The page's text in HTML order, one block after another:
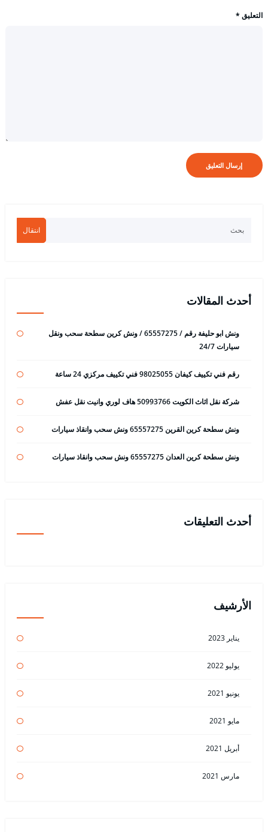
التعليق *
انتقال
أحدث المقالات
ونش ابو حليفة رقم / 65557275 / ونش كرين سطحة سحب ونقل
سيارات 24/7
رقم فني تكييف كيفان 98025055 فني تكييف مركزي 24 ساعة
شركة نقل اثاث الكويت 50993766 هاف لوري وانيت نقل عفش
ونش سطحة كرين القرين 65557275 ونش سحب وانقاذ سيارات
ونش سطحة كرين العدان 65557275 ونش سحب وانقاذ سيارات
أحدث التعليقات
الأرشيف
يناير 2023
يوليو 2022
يونيو 2021
مايو 2021
أبريل 2021
مارس 2021